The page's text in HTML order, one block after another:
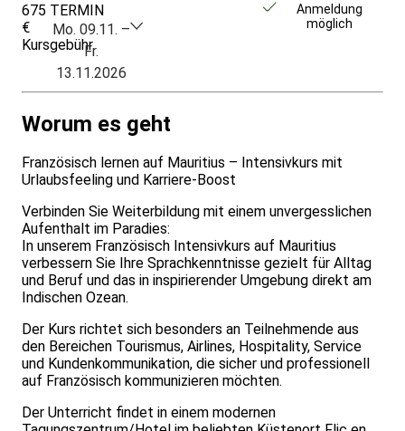
675
€
Kursgebühr
TERMIN
Mo. 09.11. –
Fr.
13.11.2026
Anmeldung
möglich
Worum es geht
Französisch lernen auf Mauritius – Intensivkurs mit
Urlaubsfeeling und Karriere-Boost
Verbinden Sie Weiterbildung mit einem unvergesslichen
Aufenthalt im Paradies:
In unserem Französisch Intensivkurs auf Mauritius
verbessern Sie Ihre Sprachkenntnisse gezielt für Alltag
und Beruf und das in inspirierender Umgebung direkt am
Indischen Ozean.
Der Kurs richtet sich besonders an Teilnehmende aus
den Bereichen Tourismus, Airlines, Hospitality, Service
und Kundenkommunikation, die sicher und professionell
auf Französisch kommunizieren möchten.
Der Unterricht findet in einem modernen